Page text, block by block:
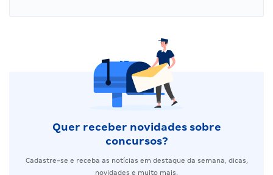
Quer receber novidades sobre
concursos?
Cadastre-se e receba as notícias em destaque da semana, dicas,
novidades e muito mais.